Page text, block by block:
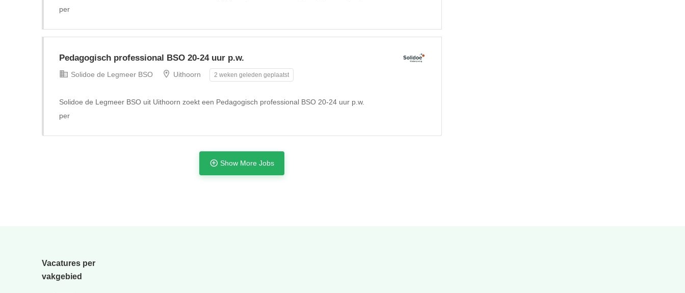
per
Pedagogisch professional BSO 20-24 uur p.w.
Solidoe de Legmeer BSO Uithoorn 2 weken geleden geplaatst
Solidoe de Legmeer BSO uit Uithoorn zoekt een Pedagogisch professional BSO 20-24 uur p.w.
per
Show More Jobs
Vacatures per
vakgebied